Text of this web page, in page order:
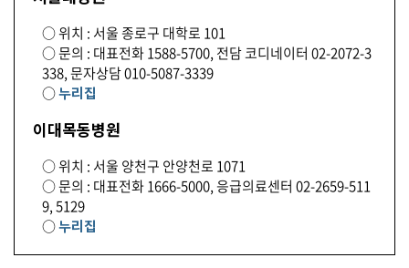
○ 위치 : 서울 종로구 대학로 101
○ 문의 : 대표전화 1588-5700, 전담 코디네이터 02-2072-3
338, 문자상담 010-5087-3339
○누리집
이대목동병원
○ 위치 : 서울 양천구 안양천로 1071
○ 문의 : 대표전화 1666-5000, 응급의료센터 02-2659-511
9, 5129
○누리집